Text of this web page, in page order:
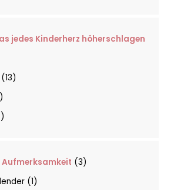
jedes Kinderherz höherschlagen
13
Aufmerksamkeit
3
1